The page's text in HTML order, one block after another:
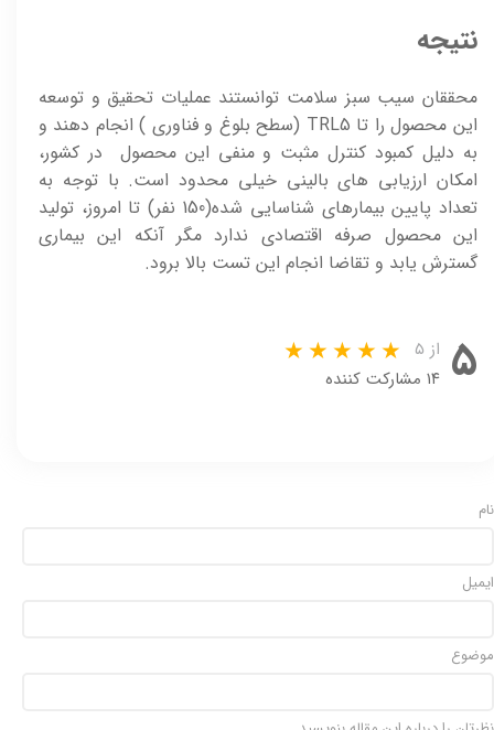
نتیجه
محققان سیب سبز سلامت توانستند عملیات تحقیق و توسعه
این محصول را تا TRL5 (سطح بلوغ و فناوری ) انجام دهند و
به دلیل کمبود کنترل مثبت و منفی این محصول در کشور،
امکان ارزیابی های بالینی خیلی محدود است. با توجه به
تعداد پایین بیمارهای شناسایی شده(150 نفر) تا امروز، تولید
این محصول صرفه اقتصادی ندارد مگر آنکه این بیماری
گسترش یابد و تقاضا انجام این تست بالا برود.
۵ از ۵
۱۴ مشارکت کننده
نام
ایمیل
موضوع